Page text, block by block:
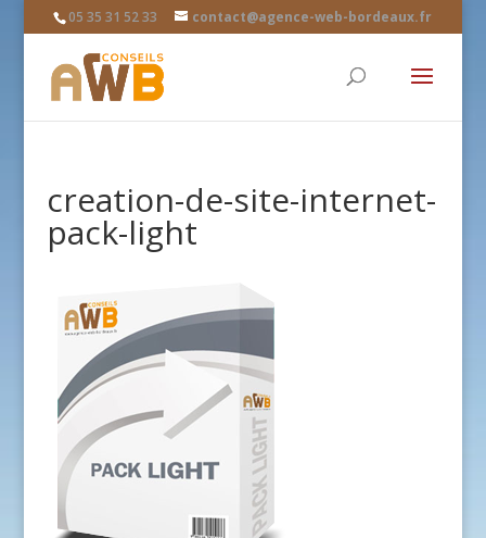
05 35 31 52 33 contact@agence-web-bordeaux.fr
creation-de-site-internet-
pack-light